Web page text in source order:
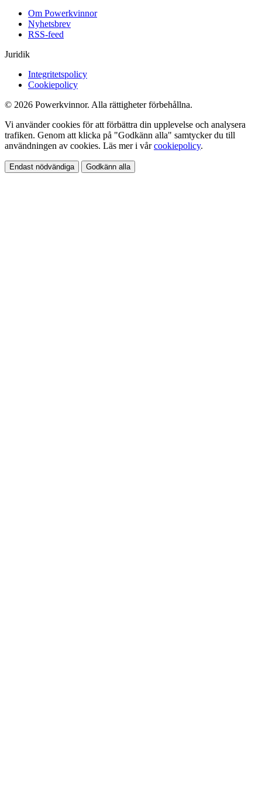
Om Powerkvinnor
Nyhetsbrev
RSS-feed
Juridik
Integritetspolicy
Cookiepolicy
© 2026 Powerkvinnor. Alla rättigheter förbehållna.
Vi använder cookies för att förbättra din upplevelse och analysera
trafiken. Genom att klicka på "Godkänn alla" samtycker du till
användningen av cookies. Läs mer i vårcookiepolicy.
Endast nödvändiga Godkänn alla